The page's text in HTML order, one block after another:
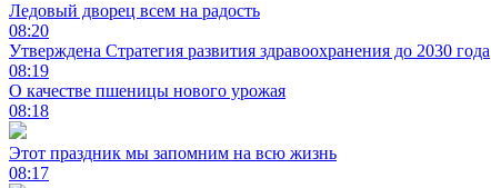
Ледовый дворец всем на радость
08:20
Утверждена Стратегия развития здравоохранения до 2030 года
08:19
О качестве пшеницы нового урожая
08:18
Этот праздник мы запомним на всю жизнь
08:17